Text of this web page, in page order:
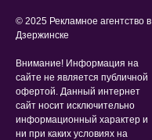
© 2025 Рекламное агентство в
Дзержинске
Внимание! Информация на
сайте не является публичной
офертой. Данный интернет
сайт носит исключительно
информационный характер и
ни при каких условиях на